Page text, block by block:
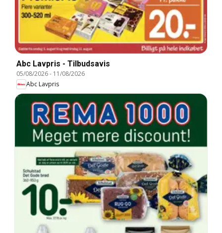
Abc Lavpris - Tilbudsavis
05/08/2026- 11/08/2026
Abc Lavpris